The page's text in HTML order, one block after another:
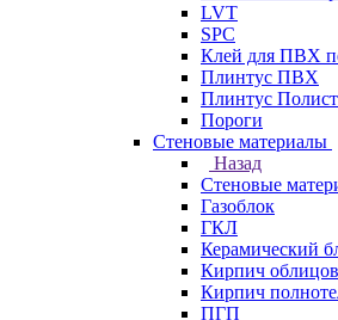
LVT
SPC
Клей для ПВХ
Плинтус ПВХ
Плинтус
Пороги
Стеновые материалы
Назад
Стеновые
Газоблок
ГКЛ
Керамический
Кирпич
Кирпич
ПГП